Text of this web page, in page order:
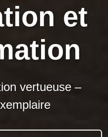
et
vertueuse –